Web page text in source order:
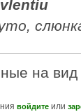
на вид
войдите или